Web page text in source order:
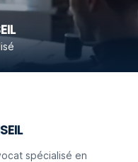
spécialisé en